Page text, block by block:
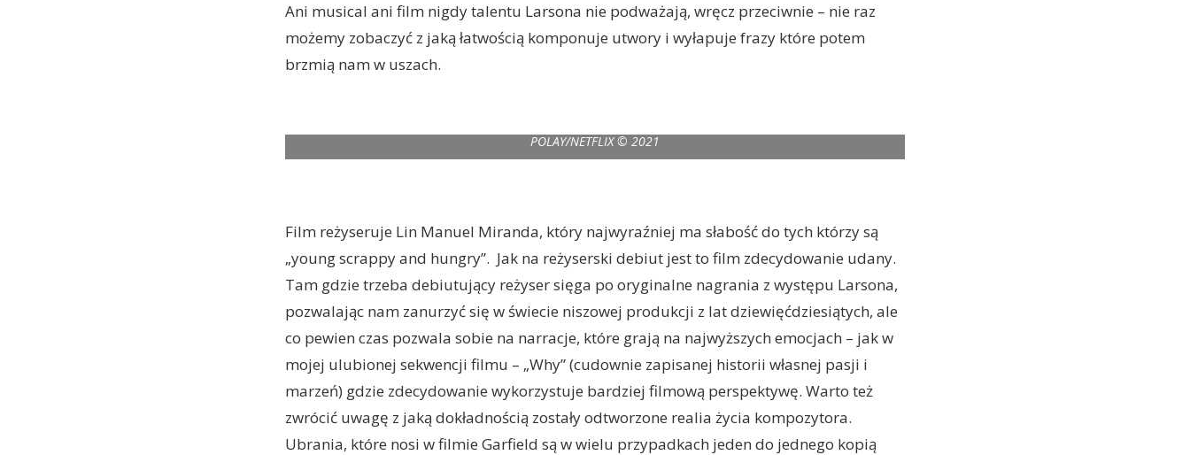
Ani musical ani film nigdy talentu Larsona nie podważają, wręcz przeciwnie – nie raz
możemy zobaczyć z jaką łatwością komponuje utwory i wyłapuje frazy które potem
brzmią nam w uszach.
POLAY/NETFLIX © 2021
Film reżyseruje Lin Manuel Miranda, który najwyraźniej ma słabość do tych którzy są
„young scrappy and hungry”. Jak na reżyserski debiut jest to film zdecydowanie udany.
Tam gdzie trzeba debiutujący reżyser sięga po oryginalne nagrania z występu Larsona,
pozwalając nam zanurzyć się w świecie niszowej produkcji z lat dziewięćdziesiątych, ale
co pewien czas pozwala sobie na narracje, które grają na najwyższych emocjach – jak w
mojej ulubionej sekwencji filmu – „Why” (cudownie zapisanej historii własnej pasji i
marzeń) gdzie zdecydowanie wykorzystuje bardziej filmową perspektywę. Warto też
zwrócić uwagę z jaką dokładnością zostały odtworzone realia życia kompozytora.
Ubrania, które nosi w filmie Garfield są w wielu przypadkach jeden do jednego kopią